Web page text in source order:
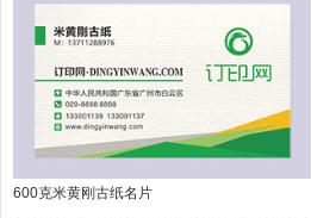
600克米黄刚古纸名片